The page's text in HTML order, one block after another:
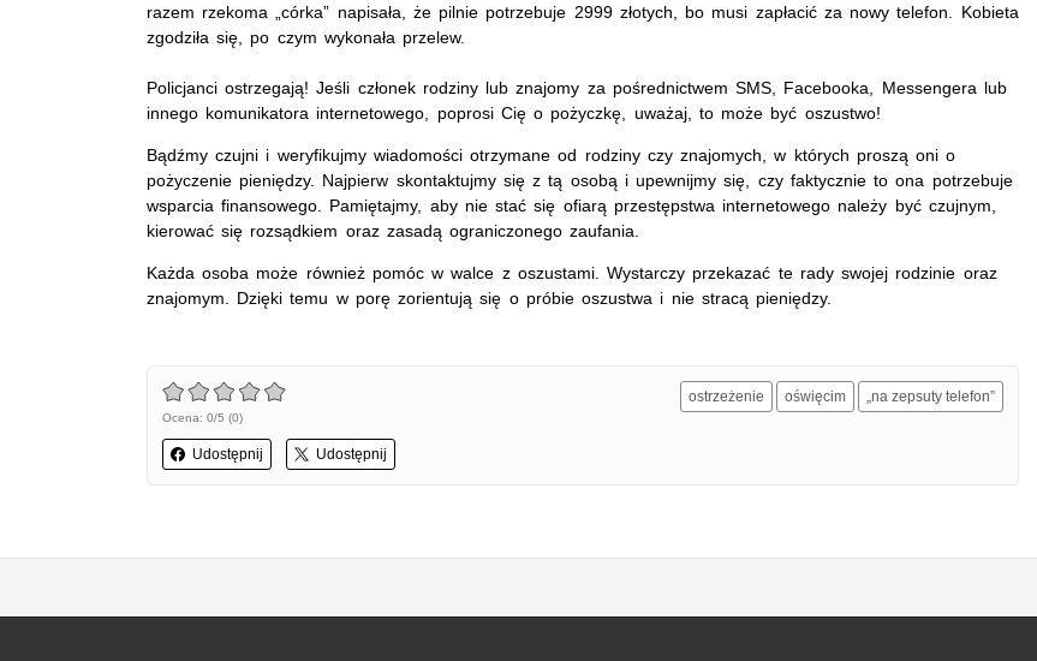
razem rzekoma „córka” napisała, że pilnie potrzebuje 2999 złotych, bo musi zapłacić za nowy telefon. Kobieta
zgodziła się, po czym wykonała przelew.
Policjanci ostrzegają! Jeśli członek rodziny lub znajomy za pośrednictwem SMS, Facebooka, Messengera lub
innego komunikatora internetowego, poprosi Cię o pożyczkę, uważaj, to może być oszustwo!
Bądźmy czujni i weryfikujmy wiadomości otrzymane od rodziny czy znajomych, w których proszą oni o
pożyczenie pieniędzy. Najpierw skontaktujmy się z tą osobą i upewnijmy się, czy faktycznie to ona potrzebuje
wsparcia finansowego. Pamiętajmy, aby nie stać się ofiarą przestępstwa internetowego należy być czujnym,
kierować się rozsądkiem oraz zasadą ograniczonego zaufania.
Każda osoba może również pomóc w walce z oszustami. Wystarczy przekazać te rady swojej rodzinie oraz
znajomym. Dzięki temu w porę zorientują się o próbie oszustwa i nie stracą pieniędzy.
Ocena: 0/5 (0)
Udostępnij Udostępnij
ostrzeżenie oświęcim „na zepsuty telefon”